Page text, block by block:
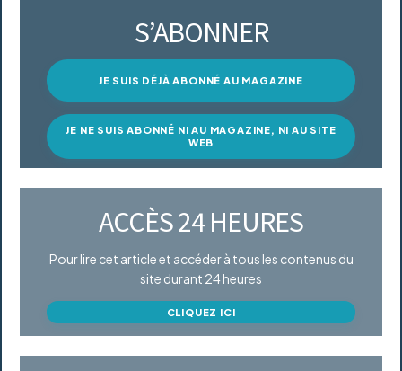
S’ABONNER
JE SUIS DÉJÀ ABONNÉ AU MAGAZINE
JE NE SUIS ABONNÉ NI AU MAGAZINE, NI AU SITE
WEB
ACCÈS 24 HEURES
Pour lire cet article et accéder à tous les contenus du
site durant 24 heures
CLIQUEZ ICI